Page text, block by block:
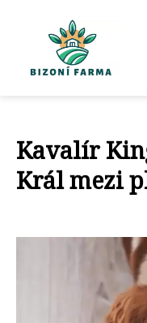
Kavalír
Král mezi